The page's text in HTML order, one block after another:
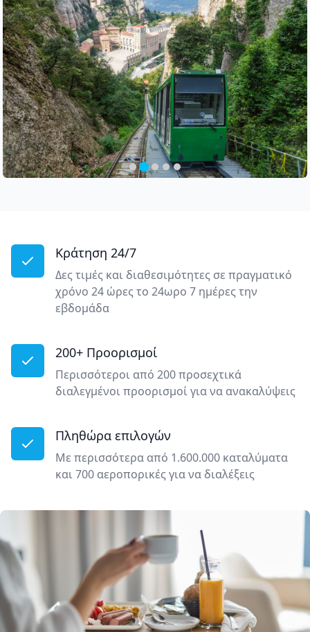
Κράτηση 24/7
Δες τιμές και διαθεσιμότητες σε πραγματικό
χρόνο 24 ώρες το 24ωρο 7 ημέρες την
εβδομάδα
200+ Προορισμοί
Περισσότεροι από 200 προσεχτικά
διαλεγμένοι προορισμοί για να ανακαλύψεις
Πληθώρα επιλογών
Με περισσότερα από 1.600.000 καταλύματα
και 700 αεροπορικές για να διαλέξεις